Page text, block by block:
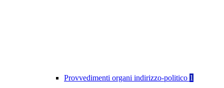
Provvedimenti organi indirizzo-politico 1